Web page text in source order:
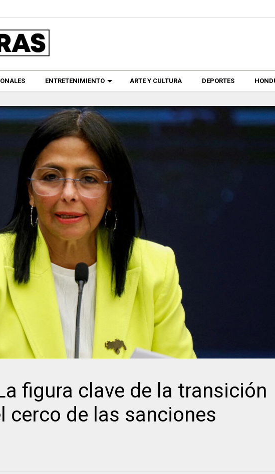
ENTRETENIMIENTO ARTE Y CULTURA DEPORTES
figura clave de la transición
cerco de las sanciones